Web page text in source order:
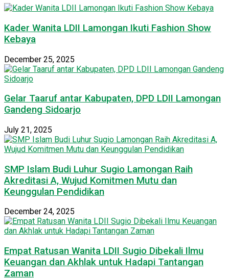
Kader Wanita LDII Lamongan Ikuti Fashion Show
Kebaya
December 25, 2025
Gelar Taaruf antar Kabupaten, DPD LDII Lamongan
Gandeng Sidoarjo
July 21, 2025
SMP Islam Budi Luhur Sugio Lamongan Raih
Akreditasi A, Wujud Komitmen Mutu dan
Keunggulan Pendidikan
December 24, 2025
Empat Ratusan Wanita LDII Sugio Dibekali Ilmu
Keuangan dan Akhlak untuk Hadapi Tantangan
Zaman